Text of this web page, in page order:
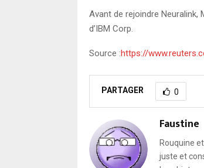
Avant de rejoindre Neuralink,
d’IBM Corp.
Source :https://
PARTAGER 0
Faustine
Rouquine
juste et